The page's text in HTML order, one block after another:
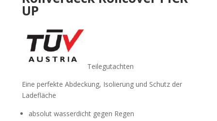
UP
Teilegutachten
Eine perfekte Abdeckung, Isolierung und Schutz der
Ladefläche
absolut wasserdicht gegen Regen